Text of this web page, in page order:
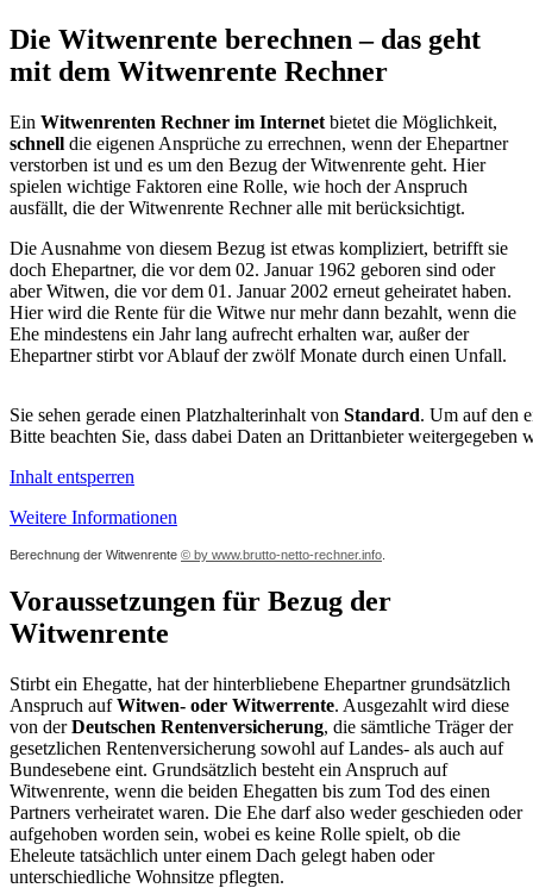
Die Witwenrente berechnen – das geht
mit dem Witwenrente Rechner
Ein Witwenrenten Rechner im Internet bietet die Möglichkeit,
schnell die eigenen Ansprüche zu errechnen, wenn der Ehepartner
verstorben ist und es um den Bezug der Witwenrente geht. Hier
spielen wichtige Faktoren eine Rolle, wie hoch der Anspruch
ausfällt, die der Witwenrente Rechner alle mit berücksichtigt.
Die Ausnahme von diesem Bezug ist etwas kompliziert, betrifft sie
doch Ehepartner, die vor dem 02. Januar 1962 geboren sind oder
aber Witwen, die vor dem 01. Januar 2002 erneut geheiratet haben.
Hier wird die Rente für die Witwe nur mehr dann bezahlt, wenn die
Ehe mindestens ein Jahr lang aufrecht erhalten war, außer der
Ehepartner stirbt vor Ablauf der zwölf Monate durch einen Unfall.
Sie sehen gerade einen Platzhalterinhalt von Standard. Um auf den
Bitte beachten Sie, dass dabei Daten an Drittanbieter weitergegeben
Inhalt entsperren
Weitere Informationen
Berechnung der Witwenrente © by www.brutto-netto-rechner.info
Voraussetzungen für Bezug der
Witwenrente
Stirbt ein Ehegatte, hat der hinterbliebene Ehepartner grundsätzlich
Anspruch aufWitwen- oder Witwerrente. Ausgezahlt wird diese
von derDeutschen Rentenversicherung, die sämtliche Träger der
gesetzlichen Rentenversicherung sowohl auf Landes- als auch auf
Bundesebene eint. Grundsätzlich besteht ein Anspruch auf
Witwenrente, wenn die beiden Ehegatten bis zum Tod des einen
Partners verheiratet waren. Die Ehe darf also weder geschieden oder
aufgehoben worden sein, wobei es keine Rolle spielt, ob die
Eheleute tatsächlich unter einem Dach gelegt haben oder
unterschiedliche Wohnsitze pflegten.